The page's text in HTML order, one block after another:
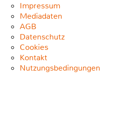
Impressum
Mediadaten
AGB
Datenschutz
Cookies
Kontakt
Nutzungsbedingungen